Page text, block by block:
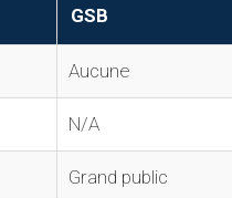
GSB
Aucune
N/A
Grand public